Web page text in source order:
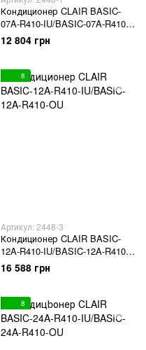
Кондиционер CLAIR BASIC-
07A-R410-IU/BASIC-07A-R410-
OU
12 804 грн
8
Артикул: 2448-3
Кондиционер CLAIR BASIC-
12A-R410-IU/BASIC-12A-R410-
OU
16 588 грн
8